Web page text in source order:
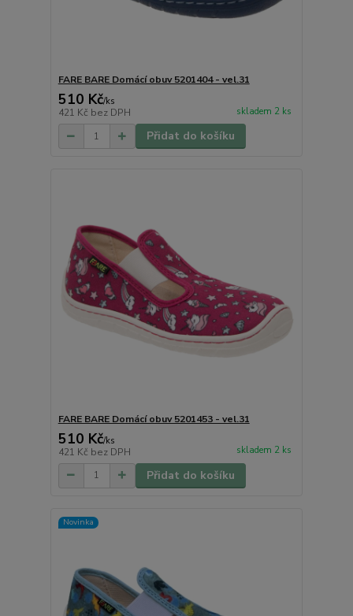
FARE BARE Domácí obuv 5201404 - vel.31
510 Kč/ks
421 Kč bez DPH skladem 2 ks
Přidat do košíku
FARE BARE Domácí obuv 5201453 - vel.31
510 Kč/ks
421 Kč bez DPH skladem 2 ks
Přidat do košíku
Novinka